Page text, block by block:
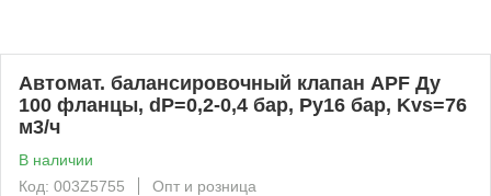
Автомат. балансировочный клапан APF Ду
100 фланцы, dP=0,2-0,4 бар, Ру16 бар, Kvs=76
м3/ч
В наличии
Код: 003Z5755
Опт и розница